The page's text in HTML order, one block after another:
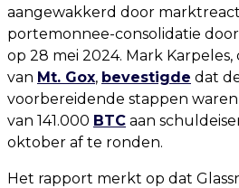
aangewakkerd door
portemonnee-consolidatie
op 28 mei 2024. Mark Karpeles,
van Mt. Gox, bevestigde dat
voorbereidende stappen
van 141.000 BTC aan
oktober af te ronden.
Het rapport merkt op dat